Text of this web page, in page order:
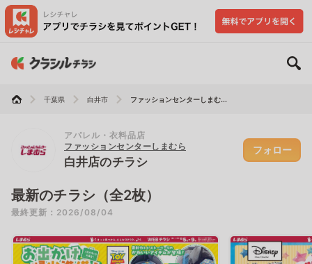
千葉県 白井市 ファッションセンターしまむ...
アパレル・衣料品店
ファッションセンターしまむら
白井店のチラシ
フォロー
最新のチラシ（全2枚）
最終更新：2026/08/04